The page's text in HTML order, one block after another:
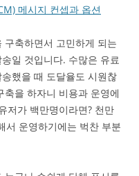
메시지 컨셉과 옵션
축하면서 고민하게 되는
일 것입니다. 수많은 유료
했을 때 도달율도 시원찮
을 하자니 비용과 운영에
저가 백만명이라면? 천만
서 운영하기에는 벅찬 부분